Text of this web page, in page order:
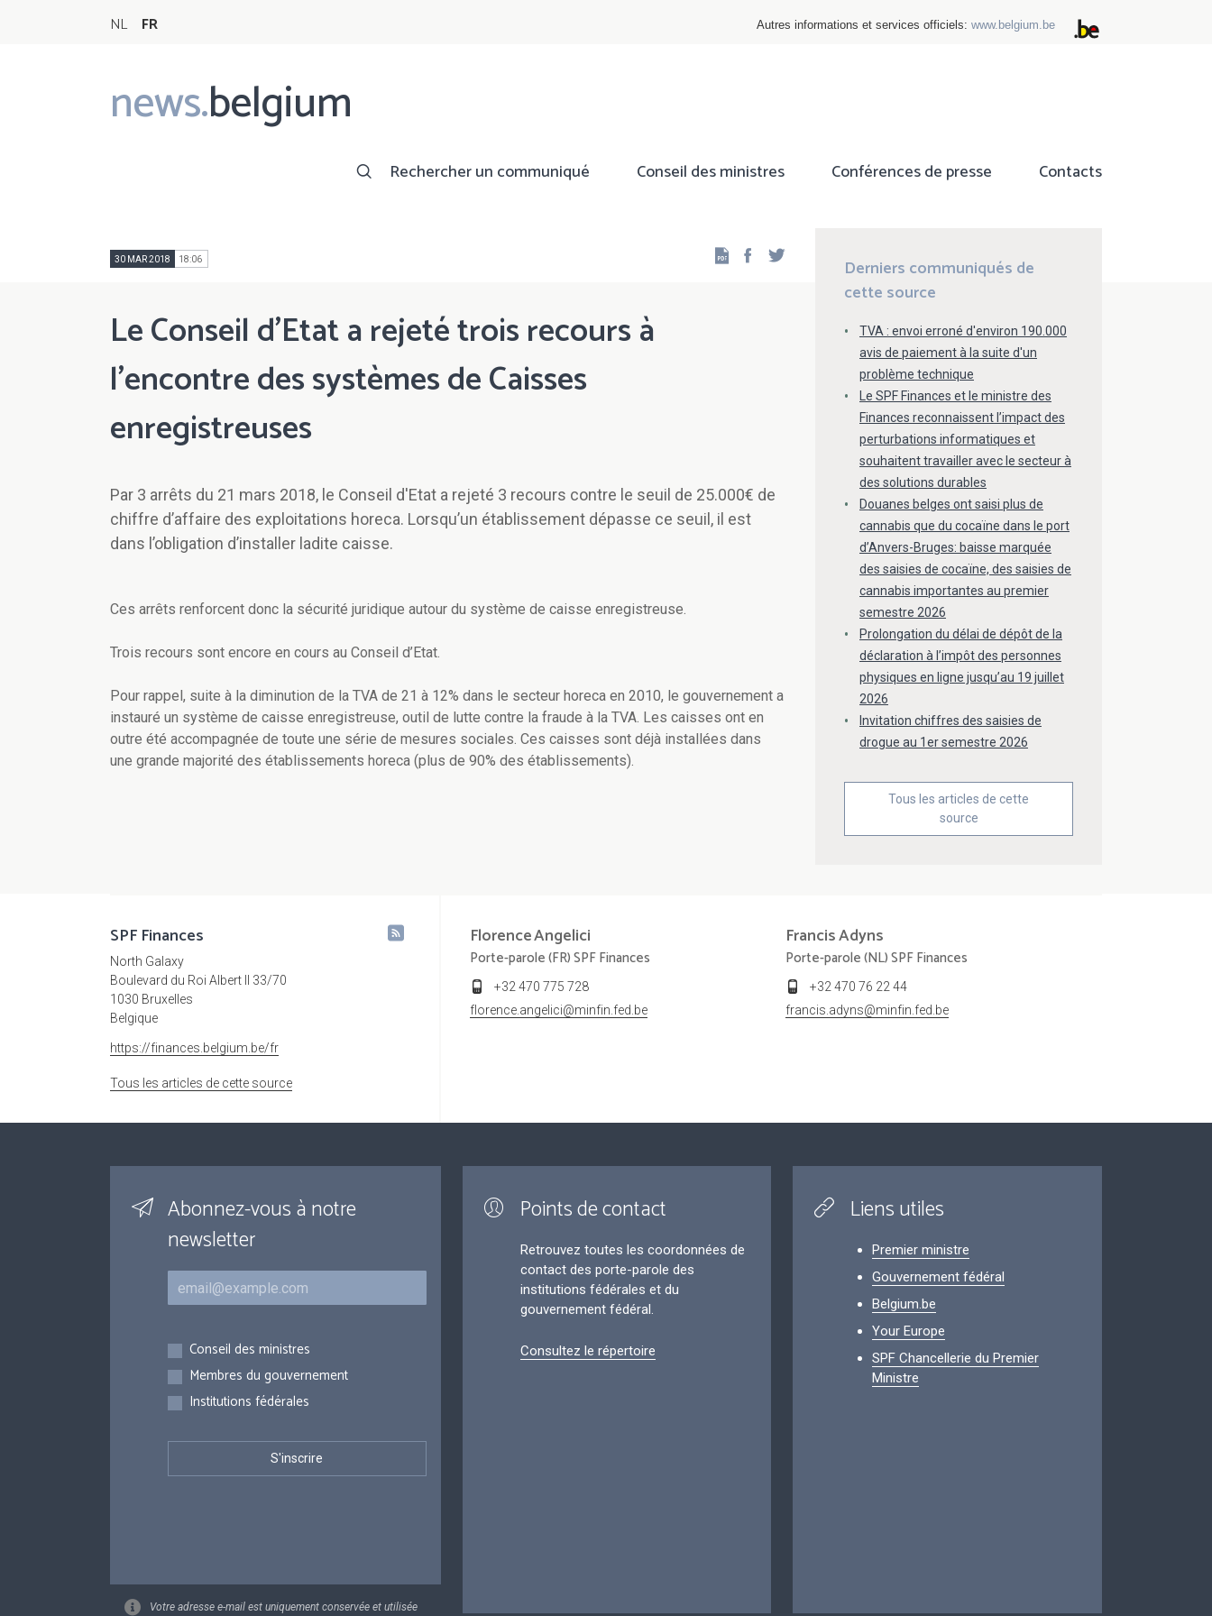
NL FR Autres informations et services officiels: www.belgium.be
news.belgium
Main
navigation
Rechercher un communiqué Conseil des ministres Conférences de presse Contacts
30 MAR 2018 18:06 Facebook
Le Conseil d'Etat a rejeté trois recours à
l’encontre des systèmes de Caisses
enregistreuses
Par 3 arrêts du 21 mars 2018, le Conseil d'Etat a rejeté 3 recours contre le seuil de 25.000€ de
chiffre d’affaire des exploitations horeca. Lorsqu’un établissement dépasse ce seuil, il est
dans l’obligation d’installer ladite caisse.
Ces arrêts renforcent donc la sécurité juridique autour du système de caisse enregistreuse.
Trois recours sont encore en cours au Conseil d’Etat.
Pour rappel, suite à la diminution de la TVA de 21 à 12% dans le secteur horeca en 2010, le gouvernement a
instauré un système de caisse enregistreuse, outil de lutte contre la fraude à la TVA. Les caisses ont en
outre été accompagnée de toute une série de mesures sociales. Ces caisses sont déjà installées dans
une grande majorité des établissements horeca (plus de 90% des établissements).
Derniers communiqués de
cette source
TVA : envoi erroné d'environ 190.000
avis de paiement à la suite d'un
problème technique
Le SPF Finances et le ministre des
Finances reconnaissent l’impact des
perturbations informatiques et
souhaitent travailler avec le secteur à
des solutions durables
Douanes belges ont saisi plus de
cannabis que du cocaïne dans le port
d’Anvers-Bruges: baisse marquée
des saisies de cocaïne, des saisies de
cannabis importantes au premier
semestre 2026
Prolongation du délai de dépôt de la
déclaration à l’impôt des personnes
physiques en ligne jusqu’au 19 juillet
2026
Invitation chiffres des saisies de
drogue au 1er semestre 2026
Tous les articles de cette
source
SPF Finances
North Galaxy
Boulevard du Roi Albert II 33/70
1030 Bruxelles
Belgique
https://finances.belgium.be/fr
Tous les articles de cette source
FlorenceAngelici
Porte-parole (FR) SPF Finances
+32 470 775 728
florence.angelici@minfin.fed.be
FrancisAdyns
Porte-parole (NL) SPF Finances
+32 470 76 22 44
francis.adyns@minfin.fed.be
Abonnez-vous à notre
newsletter
Courriel
Inscriptions
Conseil des ministres
Membres du gouvernement
Institutions fédérales
Votre adresse e-mail est uniquement conservée et utilisée
Points de contact
Retrouvez toutes les coordonnées de
contact des porte-parole des
institutions fédérales et du
gouvernement fédéral.
Consultez le répertoire
Liens utiles
Premier ministre
Gouvernement fédéral
Belgium.be
Your Europe
SPF Chancellerie du Premier
Ministre